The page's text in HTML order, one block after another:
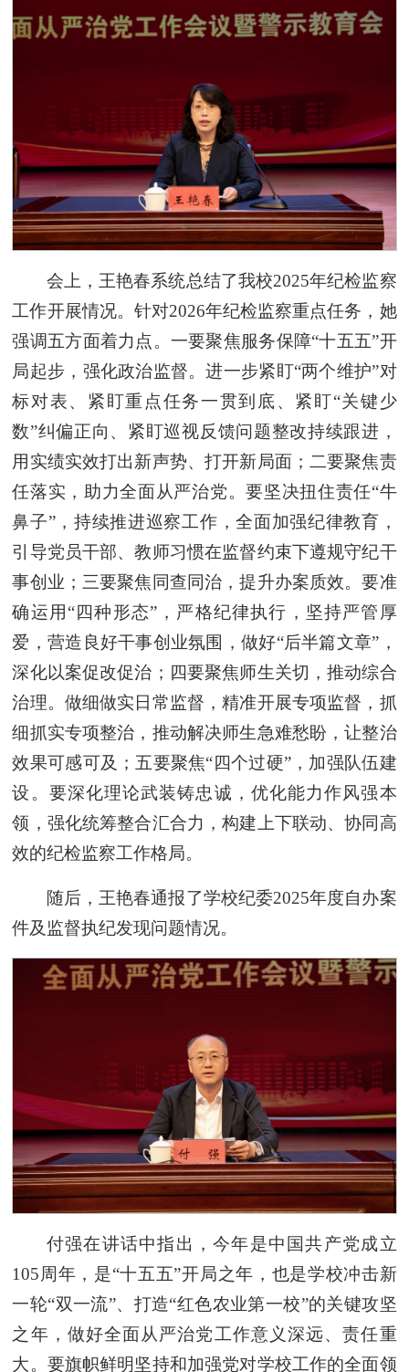
会上，王艳春系统总结了我校2025年纪检监察
工作开展情况。针对2026年纪检监察重点任务，她
强调五方面着力点。一要聚焦服务保障“十五五”开
局起步，强化政治监督。进一步紧盯“两个维护”对
标对表、紧盯重点任务一贯到底、紧盯“关键少
数”纠偏正向、紧盯巡视反馈问题整改持续跟进，
用实绩实效打出新声势、打开新局面；二要聚焦责
任落实，助力全面从严治党。要坚决扭住责任“牛
鼻子”，持续推进巡察工作，全面加强纪律教育，
引导党员干部、教师习惯在监督约束下遵规守纪干
事创业；三要聚焦同查同治，提升办案质效。要准
确运用“四种形态”，严格纪律执行，坚持严管厚
爱，营造良好干事创业氛围，做好“后半篇文章”，
深化以案促改促治；四要聚焦师生关切，推动综合
治理。做细做实日常监督，精准开展专项监督，抓
细抓实专项整治，推动解决师生急难愁盼，让整治
效果可感可及；五要聚焦“四个过硬”，加强队伍建
设。要深化理论武装铸忠诚，优化能力作风强本
领，强化统筹整合汇合力，构建上下联动、协同高
效的纪检监察工作格局。
随后，王艳春通报了学校纪委2025年度自办案
件及监督执纪发现问题情况。
付强在讲话中指出，今年是中国共产党成立
105周年，是“十五五”开局之年，也是学校冲击新
一轮“双一流”、打造“红色农业第一校”的关键攻坚
之年，做好全面从严治党工作意义深远、责任重
大。要旗帜鲜明坚持和加强党对学校工作的全面领